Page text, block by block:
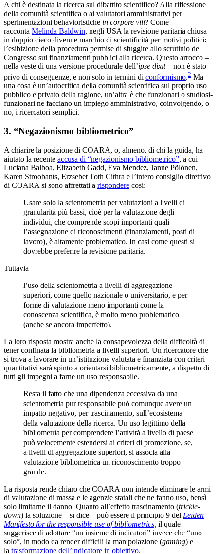
A chi è destinata la ricerca sul dibattito scientifico? Alla riflessione
della comunità scientifica o ai valutatori amministrativi per
sperimentazioni behavioristiche in corpore vili? Come
racconta Melinda Baldwin, negli USA la revisione paritaria chiusa
in doppio cieco divenne marchio di scientificità per motivi politici:
l’esibizione della procedura permise di sfuggire allo scrutinio del
Congresso sui finanziamenti pubblici alla ricerca. Questo arrocco –
nella veste di una versione procedurale dell’ipse dixit– non è stato
privo di conseguenze, e non solo in termini di conformismo.2 Ma
una cosa è un’autocritica della comunità scientifica sul proprio uso
pubblico e privato della ragione, un’altra è che funzionari o studiosi-
funzionari ne facciano un impiego amministrativo, coinvolgendo, o
no, i ricercatori semplici.
3. “Negazionismo bibliometrico”
A chiarire la posizione di COARA, o, almeno, di chi la guida, ha
aiutato la recente accusa di “negazionismo bibliometrico”, a cui
Luciana Balboa, Elizabeth Gadd, Eva Mendez, Janne Pölönen,
Karen Stroobants, Erzsebet Toth Cithra e l’intero consiglio direttivo
di COARA si sono affrettati a rispondere cosi:
Usare solo la scientometria per valutazioni a livelli di
granularità più bassi, cioè per la valutazione degli
individui, che comprende scopi importanti quali
l’assegnazione di riconoscimenti (finanziamenti, posti di
lavoro), è altamente problematico. In casi come questi si
dovrebbe preferire la revisione paritaria.
Tuttavia
l’uso della scientometria a livelli di aggregazione
superiori, come quello nazionale o universitario, e per
forme di valutazione meno importanti come la
conoscenza scientifica, è molto meno problematico
(anche se ancora imperfetto).
La loro risposta mostra anche la consapevolezza della difficoltà di
tener confinata la bibliometria a livelli superiori. Un ricercatore che
si trova a lavorare in un’istituzione valutata e finanziata con criteri
quantitativi sarà spinto a orientarsi bibliometricamente, a dispetto di
tutti gli impegni a farne un uso responsabile.
Resta il fatto che una dipendenza eccessiva da una
scientometria pur responsabile può comunque avere un
impatto negativo, per trascinamento, sull’ecosistema
della valutazione della ricerca. Un uso legittimo della
bibliometria per comprendere l’attività a livello di paese
può velocemente estendersi ai criteri di promozione, se,
a livelli di aggregazione superiori, si associa alla
valutazione bibliometrica un riconoscimento troppo
grande.
La risposta rende chiaro che COARA non intende eliminare le armi
di valutazione di massa e le agenzie statali che ne fanno uso, bensì
solo limitarne il danno. Quanto all’effetto trascinamento (trickle-
down) la soluzione – si dice – può essere il principio 9 del Leiden
Manifesto for the responsible use of bibliometrics il quale
suggerisce di adottare “un insieme di indicatori” invece che “uno
solo”, in modo da render difficili la manipolazione (gaming) e
la trasformazione dell’indicatore in obiettivo.